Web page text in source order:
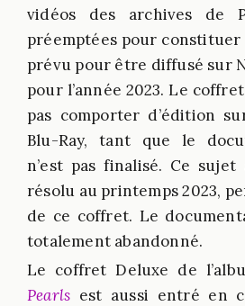
vidéos des archives de
préemptées pour
prévu pour être diffusé sur
pour l’année 2023. Le
pas comporter d’édition
Blu-Ray, tant que le
n’est pas finalisé. Ce
résolu au printemps 2023,
de ce coffret. Le
totalement abandonné.
Le coffret Deluxe de
Pearls est aussi entré en